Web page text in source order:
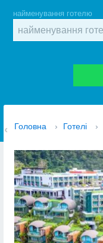
найменування готелю
Головна › Готелі ›